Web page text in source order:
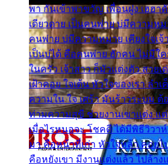
พา กันเข้าพาขวัญ เพื่อนฝูง เฮฮา
เดียวดาย เป็นคนพ่าย บ่มีความหม
คนพ่าย บ่มีความหมาย เคียงใจเจ้
เป็นบ่ได้ คือคนพ่าย ฮักคน ไม่มีใ
ในครัว เจ้าสาว ก็มัวแต่งตัว สวยเ
เฝ้าคอย ใจเต้น หัวใจของเรา ลำ
ความใน ใจ เศร้า มันร้าวระบม
ท่ามความสุขี ช่วยงานเขาแต่ง แ
เมื่อไรหนอจะ โชคดี ได้มีพิธีวิวา
มา คือหน้าที่เก่า หัวใจหล้า คอย
คือหยังเขา มีงานแต่งแล้ว ไปล้า